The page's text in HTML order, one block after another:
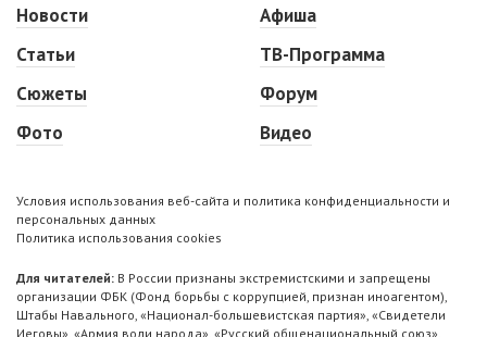
Новости
Статьи
Сюжеты
Фото
Афиша
ТВ-Программа
Форум
Видео
Условия использования веб-сайта и политика конфиденциальности и
персональных данных
Политика использования cookies
Для читателей: В России признаны экстремистскими и запрещены
организации ФБК (Фонд борьбы с коррупцией, признан иноагентом),
Штабы Навального, «Национал-большевистская партия», «Свидетели
Иеговы», «Армия воли народа», «Русский общенациональный союз»,